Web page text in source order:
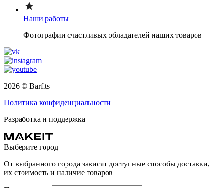
Наши работы
Фотографии счастливых обладателей наших товаров
2026 © Barfits
Политика конфиденциальности
Разработка и поддержка —
Выберите город
От выбранного города зависят доступные способы доставки,
их стоимость и наличие товаров